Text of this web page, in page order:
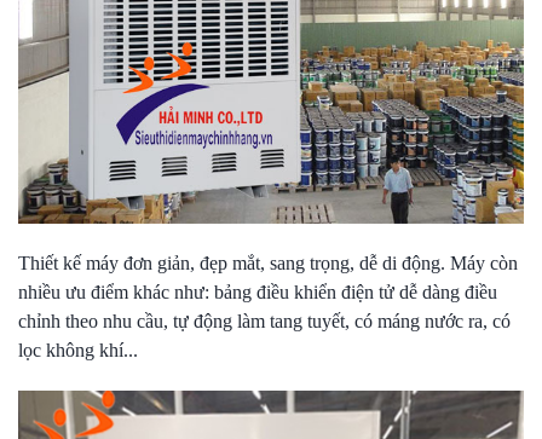
Thiết kế máy đơn giản, đẹp mắt, sang trọng, dễ di động. Máy còn
nhiều ưu điểm khác như: bảng điều khiển điện tử dễ dàng điều
chỉnh theo nhu cầu, tự động làm tang tuyết, có máng nước ra, có
lọc không khí...